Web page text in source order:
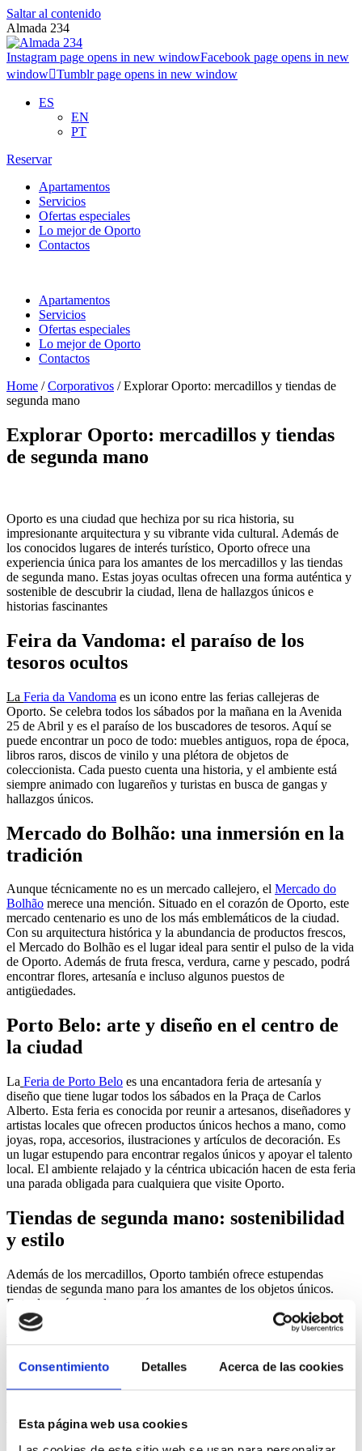
Consentimiento Detalles Acerca de las cookies
Esta página web usa cookies
Saltar al contenido
Almada 234
Instagram page opens in new windowFacebook page opens in new
window Tumblr page opens in new window
ES
EN
PT
Reservar
Apartamentos
Servicios
Ofertas especiales
Lo mejor de Oporto
Contactos
Apartamentos
Servicios
Ofertas especiales
Lo mejor de Oporto
Contactos
Home /Corporativos /Explorar Oporto: mercadillos y tiendas de
segunda mano
Explorar Oporto: mercadillos y tiendas
de segunda mano
Oporto es una ciudad que hechiza por su rica historia, su
impresionante arquitectura y su vibrante vida cultural. Además de
los conocidos lugares de interés turístico, Oporto ofrece una
experiencia única para los amantes de los mercadillos y las tiendas
de segunda mano. Estas joyas ocultas ofrecen una forma auténtica y
sostenible de descubrir la ciudad, llena de hallazgos únicos e
historias fascinantes
Feira da Vandoma: el paraíso de los
tesoros ocultos
La Feria da Vandoma es un icono entre las ferias callejeras de
Oporto. Se celebra todos los sábados por la mañana en la Avenida
25 de Abril y es el paraíso de los buscadores de tesoros. Aquí se
puede encontrar un poco de todo: muebles antiguos, ropa de época,
libros raros, discos de vinilo y una plétora de objetos de
coleccionista. Cada puesto cuenta una historia, y el ambiente está
siempre animado con lugareños y turistas en busca de gangas y
hallazgos únicos.
Mercado do Bolhão: una inmersión en la
tradición
Aunque técnicamente no es un mercado callejero, el Mercado do
Bolhão merece una mención. Situado en el corazón de Oporto, este
mercado centenario es uno de los más emblemáticos de la ciudad.
Con su arquitectura histórica y la abundancia de productos frescos,
el Mercado do Bolhão es el lugar ideal para sentir el pulso de la vida
de Oporto. Además de fruta fresca, verdura, carne y pescado, podrá
encontrar flores, artesanía e incluso algunos puestos de
antigüedades.
Porto Belo: arte y diseño en el centro de
la ciudad
La Feria de Porto Belo es una encantadora feria de artesanía y
diseño que tiene lugar todos los sábados en la Praça de Carlos
Alberto. Esta feria es conocida por reunir a artesanos, diseñadores y
artistas locales que ofrecen productos únicos hechos a mano, como
joyas, ropa, accesorios, ilustraciones y artículos de decoración. Es
un lugar estupendo para encontrar regalos únicos y apoyar el talento
local. El ambiente relajado y la céntrica ubicación hacen de esta feria
una parada obligada para cualquiera que visite Oporto.
Tiendas de segunda mano: sostenibilidad
y estilo
Además de los mercadillos, Oporto también ofrece estupendas
tiendas de segunda mano para los amantes de los objetos únicos.
Entre las más populares están
Mon Père Vintage
: Situada en la Rua da Conceição 80, esta tienda
es un auténtico tesoro para los amantes de la moda vintage. Con una
cuidada selección de ropa y accesorios de los años 60, 70 y 80, Mon
Père Vintage es el lugar perfecto para encontrar piezas con estilo y
sostenibles.
Humana
: Parte de una cadena internacional,
Santa Catarina, ofrece una amplia gama de ropa de segunda mano a
precios asequibles. Además de renovar tu armario, contribuirás a